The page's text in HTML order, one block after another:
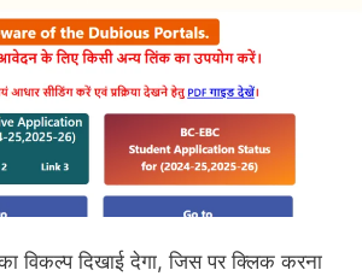
दिखाई देगा, जिस पर क्लिक करना